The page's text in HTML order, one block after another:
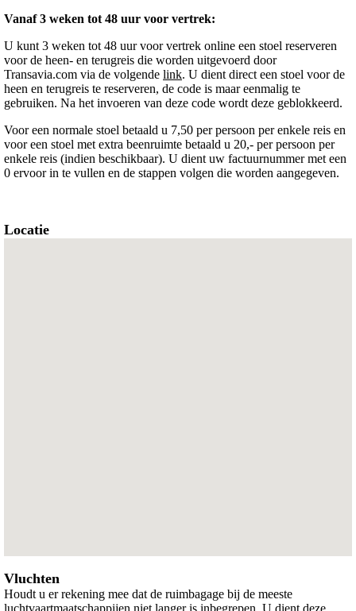
Vanaf 3 weken tot 48 uur voor vertrek:
U kunt 3 weken tot 48 uur voor vertrek online een stoel reserveren
voor de heen- en terugreis die worden uitgevoerd door
Transavia.com via de volgende link. U dient direct een stoel voor de
heen en terugreis te reserveren, de code is maar eenmalig te
gebruiken. Na het invoeren van deze code wordt deze geblokkeerd.
Voor een normale stoel betaald u 7,50 per persoon per enkele reis en
voor een stoel met extra beenruimte betaald u 20,- per persoon per
enkele reis (indien beschikbaar). U dient uw factuurnummer met een
0 ervoor in te vullen en de stappen volgen die worden aangegeven.
Locatie
Vluchten
Houdt u er rekening mee dat de ruimbagage bij de meeste
luchtvaartmaatschappijen niet langer is inbegrepen. U dient deze